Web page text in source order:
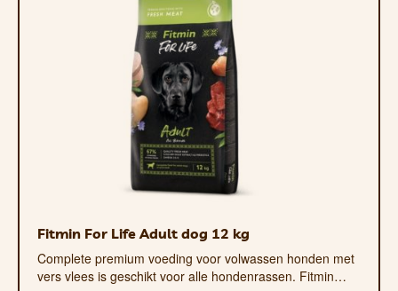
mineralen zoalsijzer, calcium,
selenium en zink.Het kalkoenmenu is
goed verteerbaar, de botten zijn fijn
gemalen. Dit menu is geschikt voor
honden met een allergie en voor honden
met verschillende diëten.
Yoggies BARF moet bij voorkeur op
lichaamstemperatuur zijn (ongeveer
38°C) van de hond wanneer het wordt
Fitmin For Life Adult dog 12 kg
Complete premium voeding voor volwassen honden met
vers vlees is geschikt voor alle hondenrassen. Fitmin…